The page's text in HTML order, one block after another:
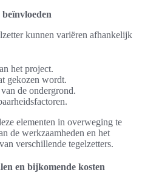
kunnen variëren afhankelijk
het project.
gekozen wordt.
de ondergrond.
elementen in overweging te
de werkzaamheden en het
verschillende tegelzetters.
en bijkomende kosten